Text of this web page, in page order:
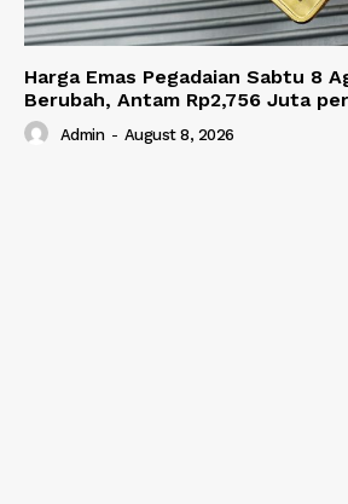
Harga Emas Pegadaian Sabtu 8
Berubah, Antam Rp2,756 Juta
Admin - August 8, 2026